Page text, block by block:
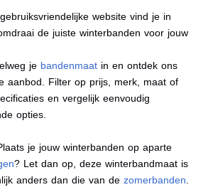
website vind je in
de juiste winterbanden voor jouw
je bandenmaat in en ontdek ons
aanbod. Filter op prijs, merk, maat of
en vergelijk eenvoudig
opties.
je jouw winterbanden op aparte
? Let dan op, deze winterbandmaat is
anders dan die van dezomerbanden